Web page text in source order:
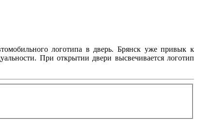
логотипа в дверь. Брянск уже привык к
При открытии двери высвечивается логотип